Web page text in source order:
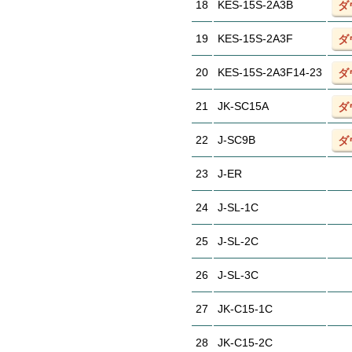
18 KES-15S-2A3B ダ
19 KES-15S-2A3F ダ
20 KES-15S-2A3F14-23 ダ
21 JK-SC15A ダ
22 J-SC9B ダ
23 J-ER
24 J-SL-1C
25 J-SL-2C
26 J-SL-3C
27 JK-C15-1C
28 JK-C15-2C